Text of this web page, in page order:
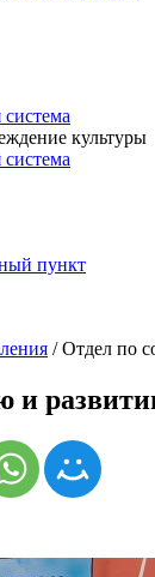
система
культуры
система
пункт
/Отдел по
и